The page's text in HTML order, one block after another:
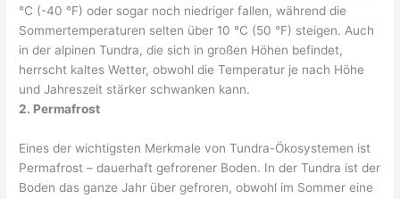
°C (-40 °F) oder sogar noch niedriger fallen, während die
Sommertemperaturen selten über 10 °C (50 °F) steigen. Auch
in der alpinen Tundra, die sich in großen Höhen befindet,
herrscht kaltes Wetter, obwohl die Temperatur je nach Höhe
und Jahreszeit stärker schwanken kann.
2. Permafrost
Eines der wichtigsten Merkmale von Tundra-Ökosystemen ist
Permafrost – dauerhaft gefrorener Boden. In der Tundra ist der
Boden das ganze Jahr über gefroren, obwohl im Sommer eine